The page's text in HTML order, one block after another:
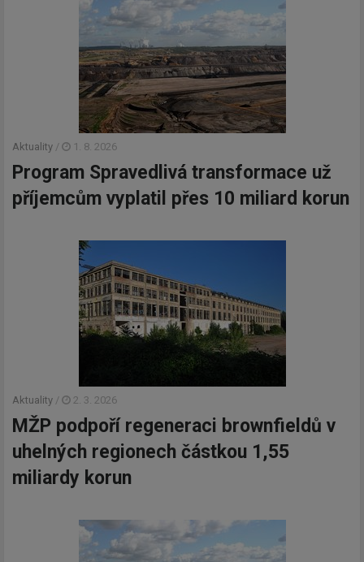
Aktuality / 1. 8. 2026
Program Spravedlivá transformace už
příjemcům vyplatil přes 10 miliard korun
Aktuality / 2. 3. 2026
MŽP podpoří regeneraci brownfieldů v
uhelných regionech částkou 1,55
miliardy korun